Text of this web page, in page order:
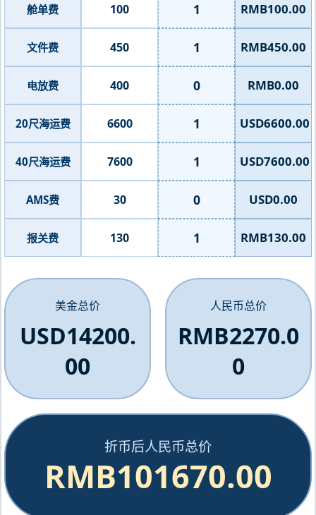
舱单费 100 1 RMB100.00
文件费 450 1 RMB450.00
电放费 400 0 RMB0.00
20尺海运费 6600 1 USD6600.00
40尺海运费 7600 1 USD7600.00
AMS费 30 0 USD0.00
报关费 130 1 RMB130.00
美金总价
USD14200.
00
人民币总价
RMB2270.0
0
折币后人民币总价
RMB101670.00